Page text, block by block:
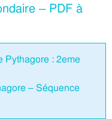
– PDF à
Pythagore : 2eme
– Séquence